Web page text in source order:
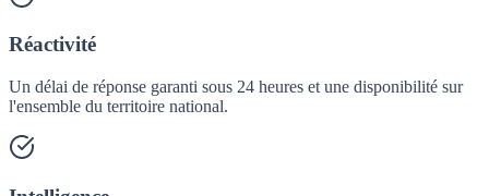
Réactivité
Un délai de réponse garanti sous 24 heures et une disponibilité sur
l'ensemble du territoire national.